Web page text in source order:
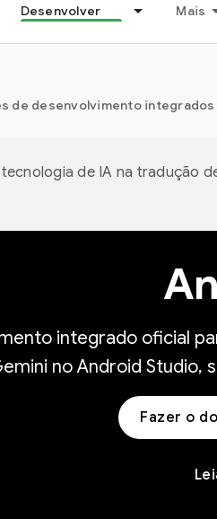
Desenvolver Mais
de desenvolvimento integrados
de IA na tradução
integrado oficial
no Android Studio,
Fazer o